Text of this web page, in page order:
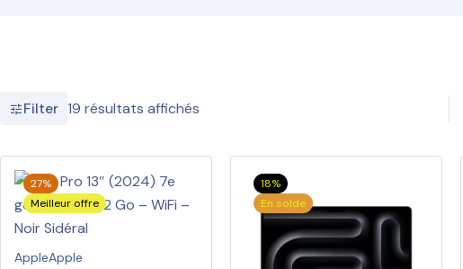
Filter 19 résultats affichés
27%
Meilleur offre
AppleApple
18%
En solde